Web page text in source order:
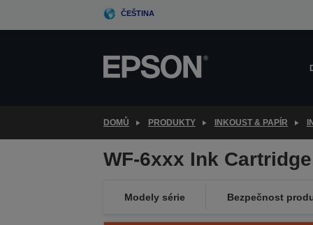
ČEŠTINA
DOMŮ PRODUKTY INKOUST & PAPÍR
WF-6xxx Ink
Modely série Bezpečnost